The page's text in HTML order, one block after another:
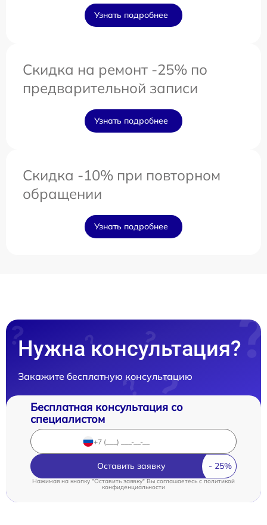
Узнать подробнее
Скидка на ремонт -25% по
предварительной записи
Узнать подробнее
Скидка -10% при повторном
обращении
Узнать подробнее
Нужна консультация?
Закажите бесплатную консультацию
Бесплатная консультация со
специалистом
Оставить заявку
Нажимая на кнопку "Оставить заявку" Вы соглашаетесь c политикой
конфиденциальности